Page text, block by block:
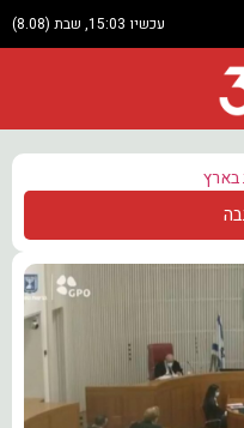
עכשיו 15:03, שבת (8.08)